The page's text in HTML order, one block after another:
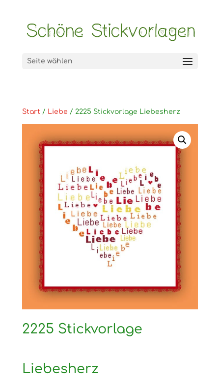
Seite wählen
Start / Liebe / 2225 Stickvorlage Liebesherz
2225 Stickvorlage
Liebesherz